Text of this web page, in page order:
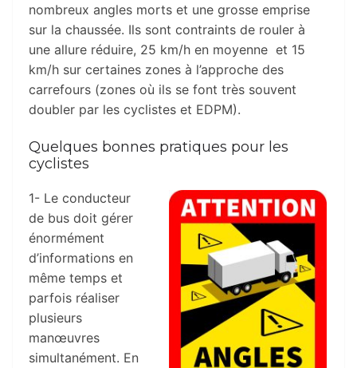
nombreux angles morts et une grosse emprise
sur la chaussée. Ils sont contraints de rouler à
une allure réduire, 25 km/h en moyenne et 15
km/h sur certaines zones à l’approche des
carrefours (zones où ils se font très souvent
doubler par les cyclistes et EDPM).
Quelques bonnes pratiques pour les
cyclistes
1- Le conducteur
de bus doit gérer
énormément
d’informations en
même temps et
parfois réaliser
plusieurs
manœuvres
simultanément. En